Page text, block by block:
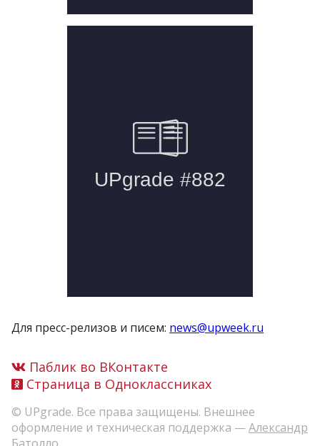
Для пресс-релизов и писем: news@upweek.ru
Паблик во ВКонтакте
Страница в Одноклассниках
© UPgrade. Все права защищены. Внешнее
оформление и техническая поддержка —Александр